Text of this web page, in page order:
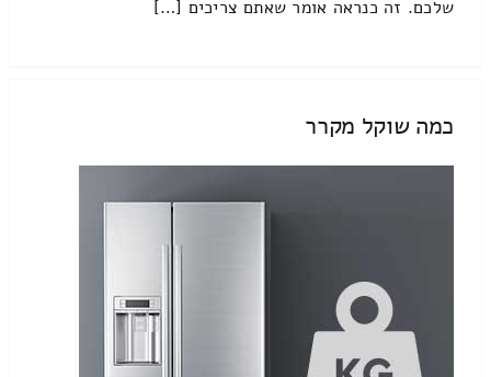
שלכם. זה כנראה אומר שאתם צריכים […]
כמה שוקל מקרר